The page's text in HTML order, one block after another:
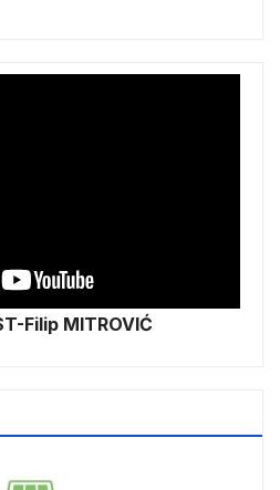
Filip MITROVIĆ